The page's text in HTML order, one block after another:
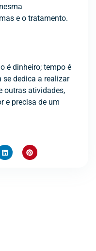
e o tratamento.
é dinheiro; tempo é
dedica a realizar
outras atividades,
e precisa de um